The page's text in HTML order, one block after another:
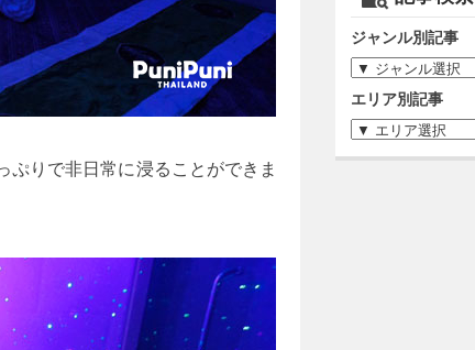
りで非日常に浸ることができま
ジャンル別記事
エリア別記事